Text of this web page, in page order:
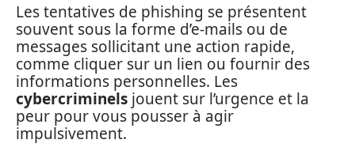
Les tentatives de phishing se présentent
souvent sous la forme d’e-mails ou de
messages sollicitant une action rapide,
comme cliquer sur un lien ou fournir des
informations personnelles. Les
cybercriminels jouent sur l’urgence et la
peur pour vous pousser à agir
impulsivement.